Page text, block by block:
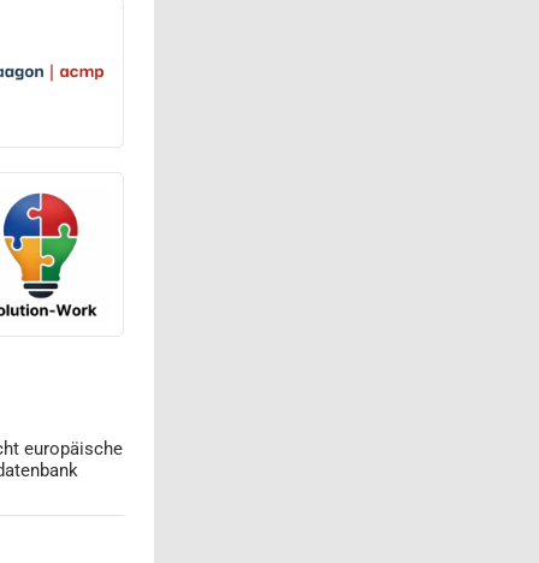
europäische